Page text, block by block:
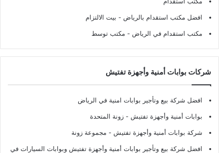
افضل مكتب استقدام بالرياض - بيت الالتزام
مكتب استقدام في الرياض - مكتب توسط
شركات بوابات أمنية وأجهزة تفتيش
افضل شركة بيع وتأجير بوابات امنية في الرياض
بوابات أمنية وأجهزة تفتيش - زونة المتحدة
شركة بوابات أمنية وأجهزة تفتيش - مجموعة زونة
افضل شركة بيع وتأجير بوابات أمنية وأجهزة تفتيش وبوابات السيارات في